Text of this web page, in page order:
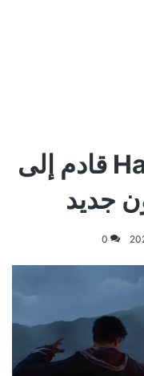
إشاعة: Harry Potter قادم إلى
0